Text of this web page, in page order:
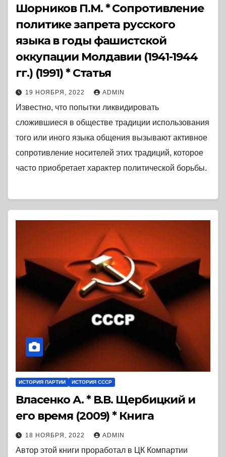
Шорников П.М. * Сопротивление
политике запрета русского
языка в годы фашистской
оккупации Молдавии (1941-1944
гг.) (1991) * Статья
19 НОЯБРЯ, 2022 ADMIN
Известно, что попытки ликвидировать
сложившиеся в обществе традиции использования
того или иного языка общения вызывают активное
сопротивление носителей этих традиций, которое
часто приобретает характер политической борьбы.
ИСТОРИЯ ПАРТИИ ИСТОРИЯ СССР
Власенко А. * В.В. Щербицкий и
его время (2009) * Книга
18 НОЯБРЯ, 2022 ADMIN
Автор этой книги проработал в ЦК Компартии